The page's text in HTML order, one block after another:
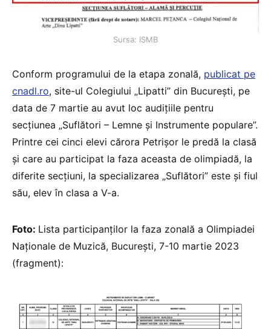
Sursa: ISMB
Conform programului de la etapa zonală, publicat pe
cnadl.ro, site-ul Colegiului „Lipatti” din București, pe
data de 7 martie au avut loc audițiile pentru
secțiunea „Suflători – Lemne și Instrumente populare”.
Printre cei cinci elevi cărora Petrișor le predă la clasă
și care au participat la faza aceasta de olimpiadă, la
diferite secțiuni, la specializarea „Suflători” este și fiul
său, elev în clasa a V-a.
Foto: Lista participanților la faza zonală a Olimpiadei
Naționale de Muzică, București, 7-10 martie 2023
(fragment):